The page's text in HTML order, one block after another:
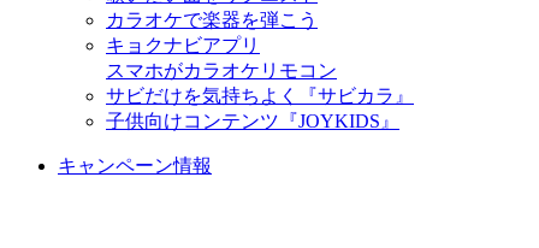
カラオケで楽器を弾こう
キョクナビアプリ
スマホがカラオケリモコン
サビだけを気持ちよく『サビカラ』
子供向けコンテンツ『JOYKIDS』
キャンペーン情報